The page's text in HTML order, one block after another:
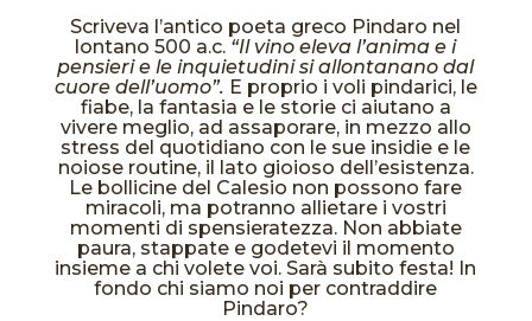
Scriveva l’antico poeta greco Pindaro nel
lontano 500 a.c. “Il vino eleva l’anima e i
pensieri e le inquietudini si allontanano dal
cuore dell’uomo”. E proprio i voli pindarici, le
fiabe, la fantasia e le storie ci aiutano a
vivere meglio, ad assaporare, in mezzo allo
stress del quotidiano con le sue insidie e le
noiose routine, il lato gioioso dell’esistenza.
Le bollicine del Calesio non possono fare
miracoli, ma potranno allietare i vostri
momenti di spensieratezza. Non abbiate
paura, stappate e godetevi il momento
insieme a chi volete voi. Sarà subito festa! In
fondo chi siamo noi per contraddire
Pindaro?